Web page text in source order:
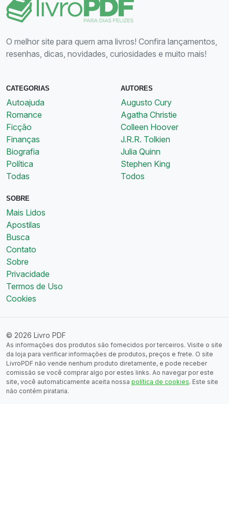
O melhor site para quem ama livros! Confira lançamentos,
resenhas, dicas, novidades, curiosidades e muito mais!
CATEGORIAS
Autoajuda
Romance
Ficção
Finanças
Biografia
Política
Todas
AUTORES
Augusto Cury
Agatha Christie
Colleen Hoover
J.R.R. Tolkien
Julia Quinn
Stephen King
Todos
SOBRE
Mais Lidos
Apostilas
Busca
Contato
Sobre
Privacidade
Termos de Uso
Cookies
© 2026 Livro PDF
As informações dos produtos são fornecidos por terceiros. Visite o site
da loja para verificar informações de produtos, preços e frete. O site
LivroPDF não vende nenhum produto diretamente, e pode receber
comissão se você comprar algo por estes links. Ao navegar por este
site, você automaticamente aceita nossa política de cookies. Este site
não contém pirataria.